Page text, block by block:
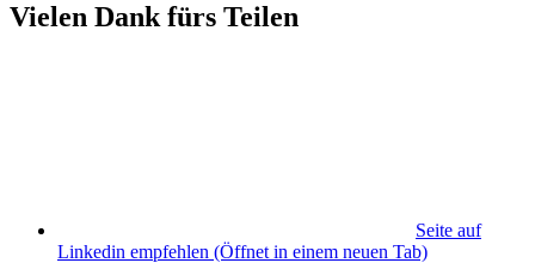
Vielen Dank fürs Teilen
Seite auf
Linkedin empfehlen (Öffnet in einem neuen Tab)